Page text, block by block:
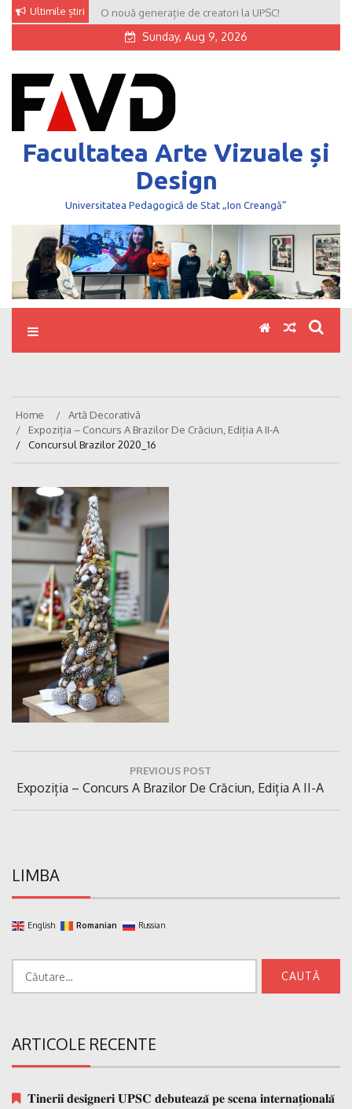
Skip
content
Ultimile știri O nouă generație de creatori la UPSC!
Sunday, Aug 9, 2026
Facultatea Arte Vizuale și
Design
Universitatea Pedagogică de Stat „Ion Creangă”
Home
Artă Decorativă
Expoziția – Concurs A Brazilor De Crăciun, Ediția A II-A
Concursul Brazilor 2020_16
articole
PREVIOUS POST
Previous
Post:
Expoziția – Concurs A Brazilor De Crăciun, Ediția A II-A
LIMBA
English Romanian Russian
ARTICOLE RECENTE
𝐓𝐢𝐧𝐞𝐫𝐢𝐢 𝐝𝐞𝐬𝐢𝐠𝐧𝐞𝐫𝐢 𝐔𝐏𝐒𝐂 𝐝𝐞𝐛𝐮𝐭𝐞𝐚𝐳𝐚̆ 𝐩𝐞 𝐬𝐜𝐞𝐧𝐚 𝐢𝐧𝐭𝐞𝐫𝐧𝐚𝐭̗𝐢𝐨𝐧𝐚𝐥𝐚̆